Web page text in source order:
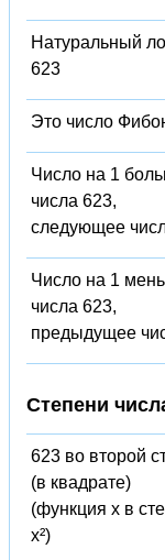
Натуральный
623
Это число
Число на 1
числа 623,
следующее
Число на 1
числа 623,
предыдущее
Степени
623 во второй
(в квадрате)
(функция x в
x²)